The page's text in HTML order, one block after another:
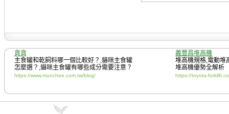
貪貪
主食罐和乾飼料哪一個比較好？ ,貓咪主食罐
怎麼選？ ,貓咪主食罐有哪些成分需要注意？
https://www.munchee.com.tw/blog/
義豐昌堆高機
堆高機規格,電動堆
堆高機優勢全解析
https://toyota-